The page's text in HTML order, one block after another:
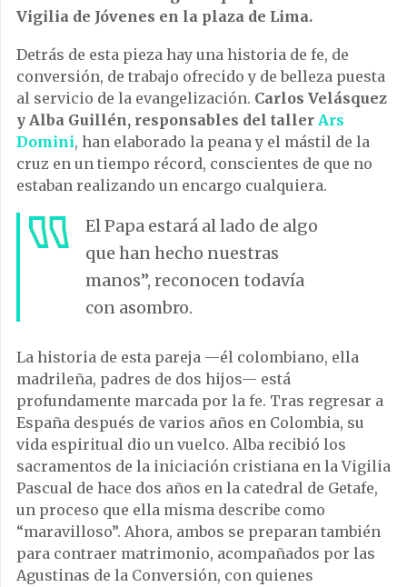
Vigilia de Jóvenes en la plaza de Lima.
Detrás de esta pieza hay una historia de fe, de
conversión, de trabajo ofrecido y de belleza puesta
al servicio de la evangelización. Carlos Velásquez
y Alba Guillén, responsables del taller Ars
Domini, han elaborado la peana y el mástil de la
cruz en un tiempo récord, conscientes de que no
estaban realizando un encargo cualquiera.
El Papa estará al lado de algo
que han hecho nuestras
manos”, reconocen todavía
con asombro.
La historia de esta pareja —él colombiano, ella
madrileña, padres de dos hijos— está
profundamente marcada por la fe. Tras regresar a
España después de varios años en Colombia, su
vida espiritual dio un vuelco. Alba recibió los
sacramentos de la iniciación cristiana en la Vigilia
Pascual de hace dos años en la catedral de Getafe,
un proceso que ella misma describe como
“maravilloso”. Ahora, ambos se preparan también
para contraer matrimonio, acompañados por las
Agustinas de la Conversión, con quienes